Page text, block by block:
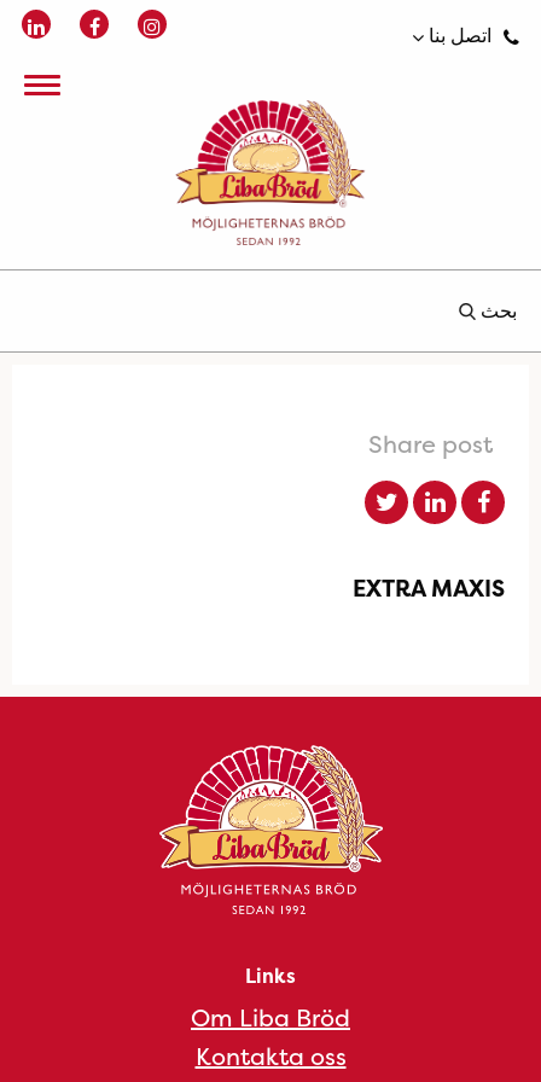
اتصل بنا
بحث
Share post
EXTRA MAXIS
Links
Om Liba Bröd
Kontakta oss